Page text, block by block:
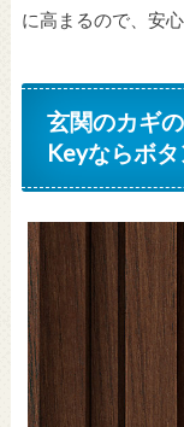
に高まるので、安
玄関のカギ
Keyならボ